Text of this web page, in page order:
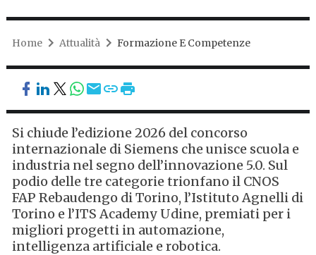
Home Attualità Formazione E Competenze
Si chiude l’edizione 2026 del concorso
internazionale di Siemens che unisce scuola e
industria nel segno dell’innovazione 5.0. Sul
podio delle tre categorie trionfano il CNOS
FAP Rebaudengo di Torino, l’Istituto Agnelli di
Torino e l’ITS Academy Udine, premiati per i
migliori progetti in automazione,
intelligenza artificiale e robotica.